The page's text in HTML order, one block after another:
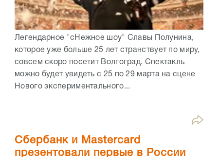
Легендарное "сНежное шоу" Славы Полунина,
которое уже больше 25 лет странствует по миру,
совсем скоро посетит Волгоград. Спектакль
можно будет увидеть с 25 по 29 марта на сцене
Нового экспериментального...
Сбербанк и Mastercard
презентовали первые в России